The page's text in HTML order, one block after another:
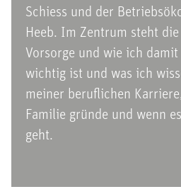
Schiess und der
Heeb. Im Zentrum steht
Vorsorge und wie ich damit
wichtig ist und was ich
meiner beruflichen
Familie gründe und wenn
geht.